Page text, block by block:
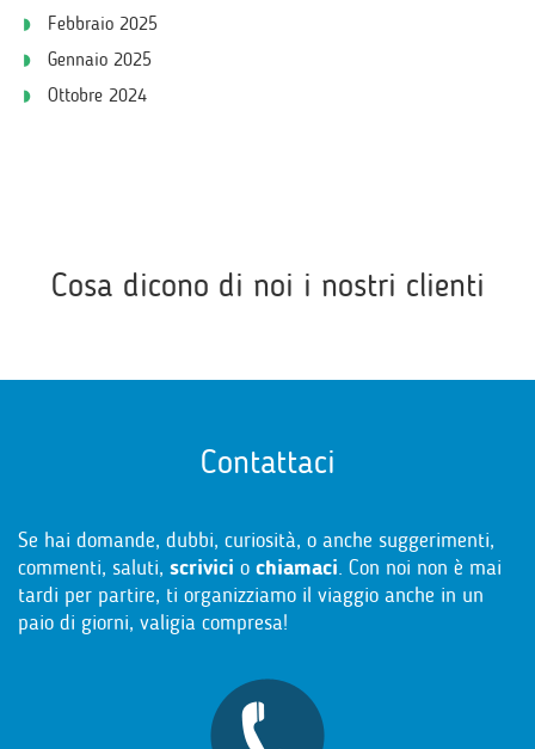
Febbraio 2025
Gennaio 2025
Ottobre 2024
Cosa dicono di noi i nostri clienti
Contattaci
Se hai domande, dubbi, curiosità, o anche suggerimenti,
commenti, saluti, scrivici o chiamaci. Con noi non è mai
tardi per partire, ti organizziamo il viaggio anche in un
paio di giorni, valigia compresa!